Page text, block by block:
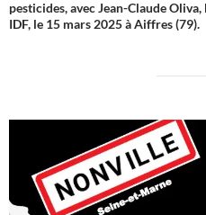
pesticides, avec Jean-Claude
IDF, le 15 mars 2025 à Aiffres (79).